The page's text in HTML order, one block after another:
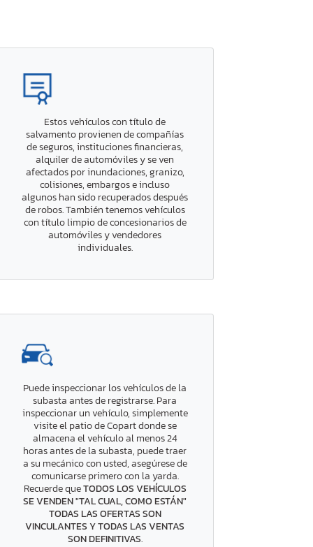
Estos vehículos con título de
salvamento provienen de compañías
de seguros, instituciones financieras,
alquiler de automóviles y se ven
afectados por inundaciones, granizo,
colisiones, embargos e incluso
algunos han sido recuperados después
de robos. También tenemos vehículos
con título limpio de concesionarios de
automóviles y vendedores
individuales.
Puede inspeccionar los vehículos de la
subasta antes de registrarse. Para
inspeccionar un vehículo, simplemente
visite el patio de Copart donde se
almacena el vehículo al menos 24
horas antes de la subasta, puede traer
a su mecánico con usted, asegúrese de
comunicarse primero con la yarda.
Recuerde queTODOS LOS VEHÍCULOS
SE VENDEN "TAL CUAL, COMO ESTÁN"
TODAS LAS OFERTAS SON
VINCULANTES Y TODAS LAS VENTAS
SON DEFINITIVAS.